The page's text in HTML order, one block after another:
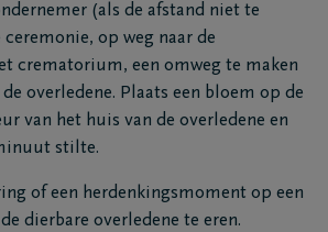
(als de afstand niet te
op weg naar de
crematorium, een omweg te maken
overledene. Plaats een bloem op de
van het huis van de overledene en
stilte.
of een herdenkingsmoment op een
dierbare overledene te eren.